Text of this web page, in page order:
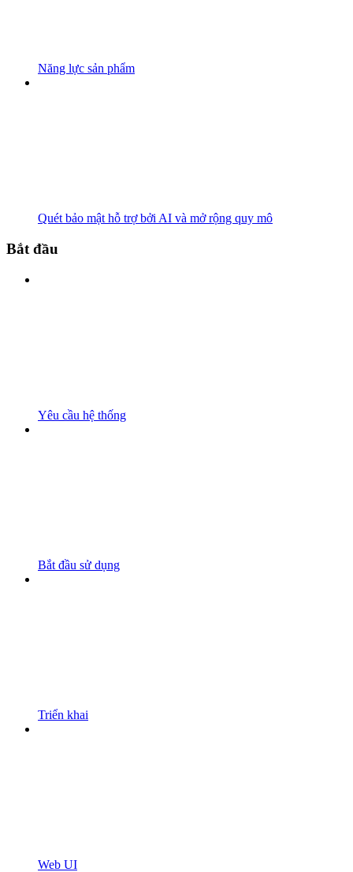
Năng lực sản phẩm
Quét bảo mật hỗ trợ bởi AI và mở rộng quy mô
Bắt đầu
Yêu cầu hệ thống
Bắt đầu sử dụng
Triển khai
Web UI